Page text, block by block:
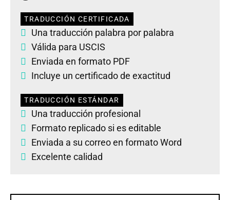
TRADUCCIÓN CERTIFICADA
Una traducción palabra por palabra
Válida para USCIS
Enviada en formato PDF
Incluye un certificado de exactitud
TRADUCCIÓN ESTÁNDAR
Una traducción profesional
Formato replicado si es editable
Enviada a su correo en formato Word
Excelente calidad